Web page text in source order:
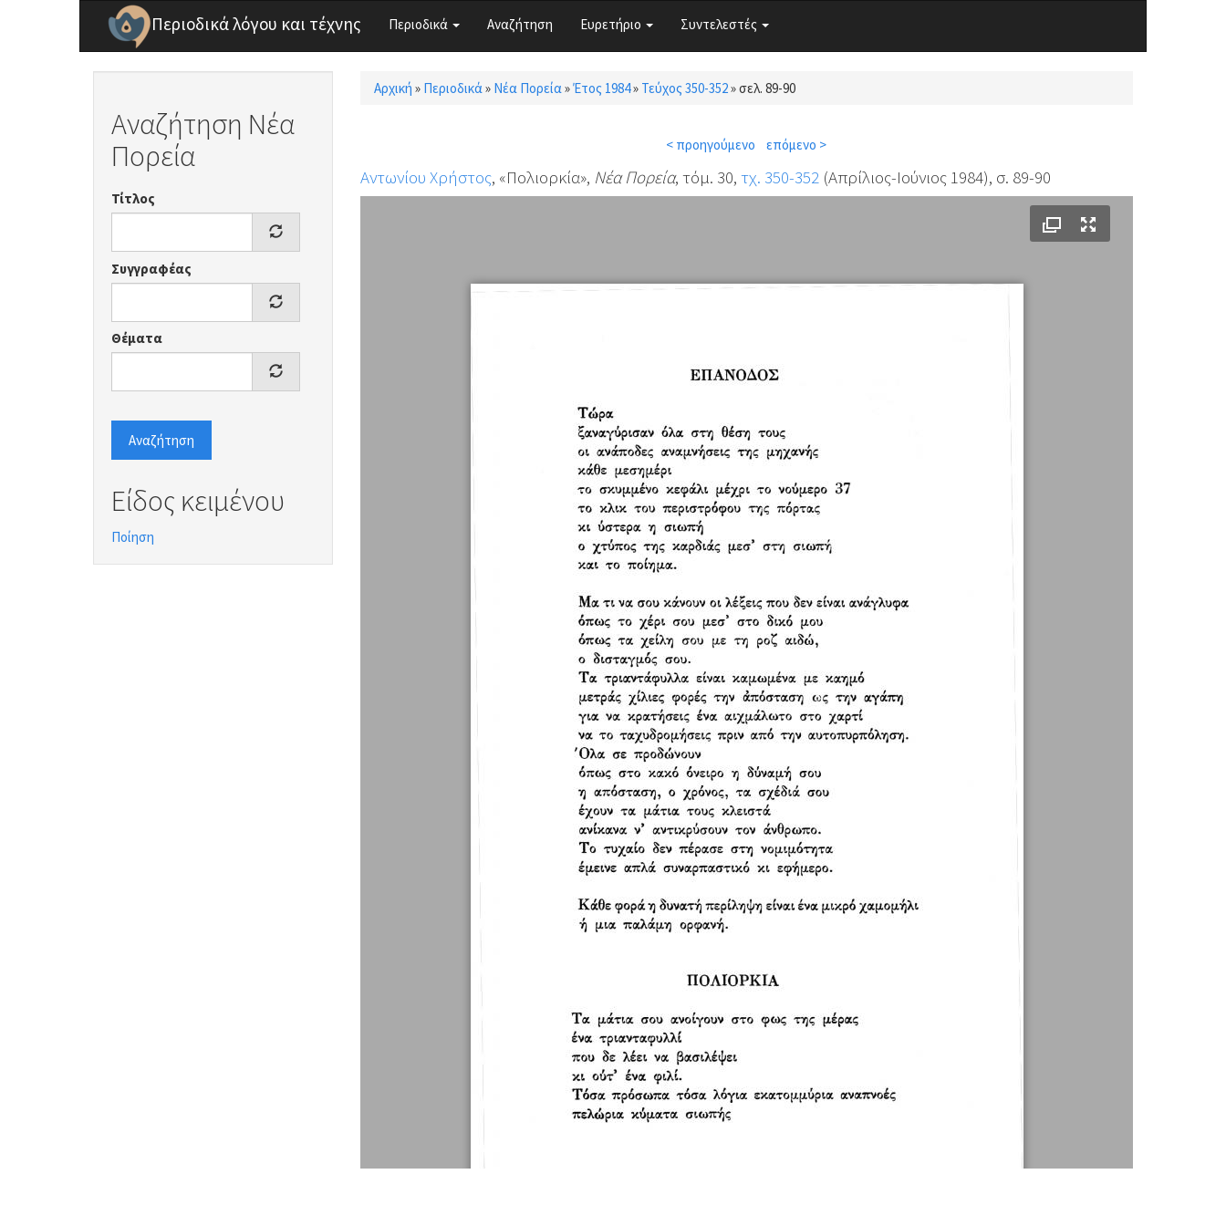
Παράκαμψη προς το κυρίως περιεχόμενο
Περιοδικά λόγου και τέχνης Περιοδικά Αναζήτηση Ευρετήριο Συντελεστές
Αναζήτηση Νέα
Πορεία
Τίτλος
Συγγραφέας
Θέματα
Αναζήτηση
Είδος κειμένου
Ποίηση
Είστε εδώ
Αρχική » Περιοδικά» Νέα Πορεία»Έτος 1984» Τεύχος 350-352»σελ. 89-90
< προηγούμενο επόμενο >
Αντωνίου Χρήστος, «Πολιορκία», Νέα Πορεία, τόμ. 30, τχ. 350-352(Απρίλιος-Ιούνιος 1984), σ. 89-90